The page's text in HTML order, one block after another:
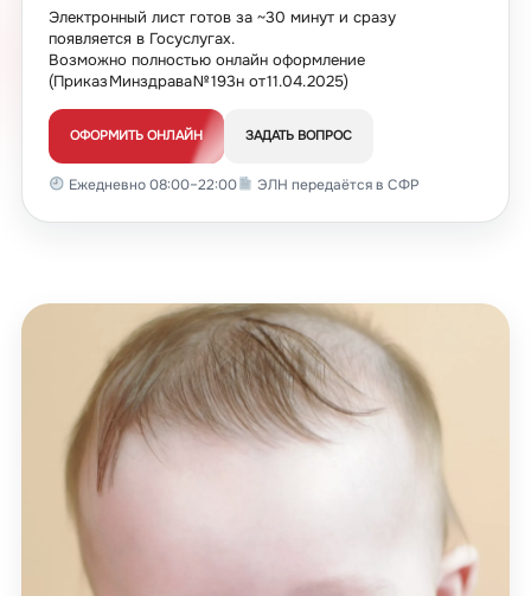
Электронный лист готов за ~30 минут и сразу
появляется в Госуслугах.
Возможно полностью онлайн оформление
(Приказ Минздрава № 193н от 11.04.2025)
ОФОРМИТЬ ОНЛАЙН ЗАДАТЬ ВОПРОС
Ежедневно 08:00–22:00 ЭЛН передаётся в СФР